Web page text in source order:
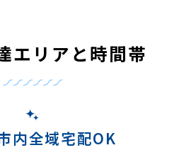
エリアと時間帯
内全域宅配OK